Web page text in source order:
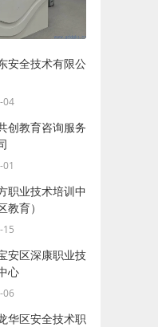
安全技术有限公
04
创教育咨询服务
职业技术培训中
教育）
15
安区深康职业技
心
06
华区安全技术职